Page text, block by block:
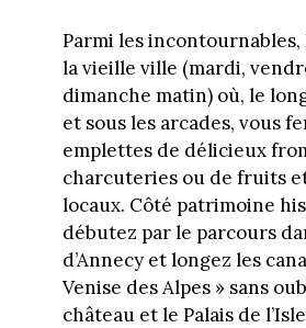
Parmi les incontournables,
la vieille ville (mardi,
dimanche matin) où, le
et sous les arcades, vous
emplettes de délicieux
charcuteries ou de fruits
locaux. Côté patrimoine
débutez par le parcours
d’Annecy et longez les
Venise des Alpes » sans
château et le Palais de